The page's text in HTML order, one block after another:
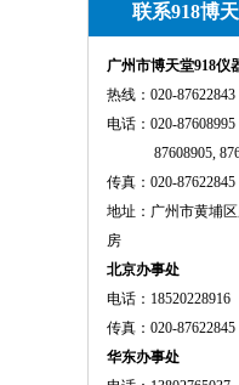
联系918博
广州市博天堂918仪
热线：020-87622843
电话：020-87608995
87608905,
传真：020-87622845
地址：广州市黄埔
房
北京办事处
电话：18520228916
传真：020-87622845
华东办事处